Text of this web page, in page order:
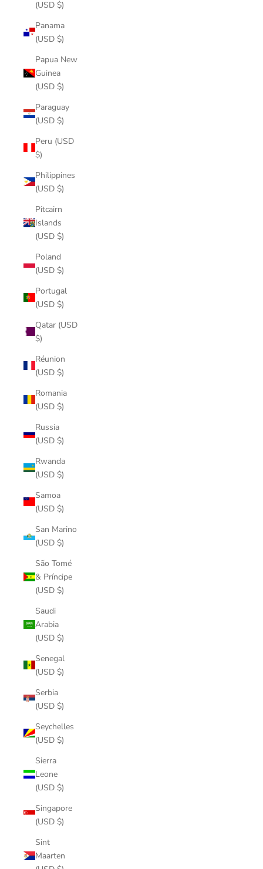
(USD $)
Panama
(USD $)
Papua New
Guinea
(USD $)
Paraguay
(USD $)
Peru (USD
$)
Philippines
(USD $)
Pitcairn
Islands
(USD $)
Poland
(USD $)
Portugal
(USD $)
Qatar (USD
$)
Réunion
(USD $)
Romania
(USD $)
Russia
(USD $)
Rwanda
(USD $)
Samoa
(USD $)
San Marino
(USD $)
São Tomé
& Príncipe
(USD $)
Saudi
Arabia
(USD $)
Senegal
(USD $)
Serbia
(USD $)
Seychelles
(USD $)
Sierra
Leone
(USD $)
Singapore
(USD $)
Sint
Maarten